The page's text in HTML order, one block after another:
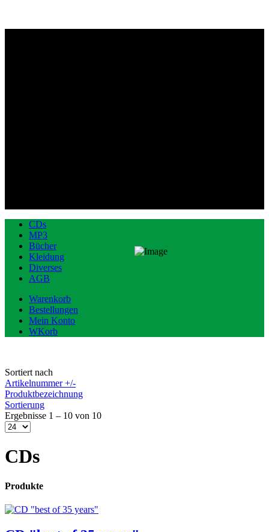
CDs
MP3
Bücher
Kleidung
Diverses
AGB
Warenkorb
Bestellungen
Mein Konto
WKorb
Sortiert nach
Artikelnummer +/-
Produktbezeichnung
Sortierung
Ergebnisse 1 – 10 von 10
CDs
Produkte